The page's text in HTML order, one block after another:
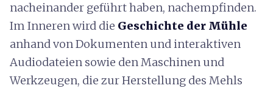
nacheinander geführt haben, nachempfinden.
Im Inneren wird die Geschichte der Mühle
anhand von Dokumenten und interaktiven
Audiodateien sowie den Maschinen und
Werkzeugen, die zur Herstellung des Mehls